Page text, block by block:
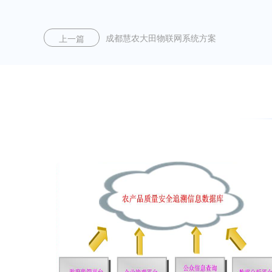
上一篇 成都慧农大田物联网系统方案